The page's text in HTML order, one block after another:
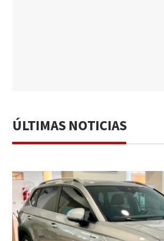
ÚLTIMAS NOTICIAS